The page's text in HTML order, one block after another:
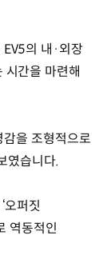
의 내·외장
시간을 마련해
을 조형적으로
였습니다.
오퍼짓
역동적인